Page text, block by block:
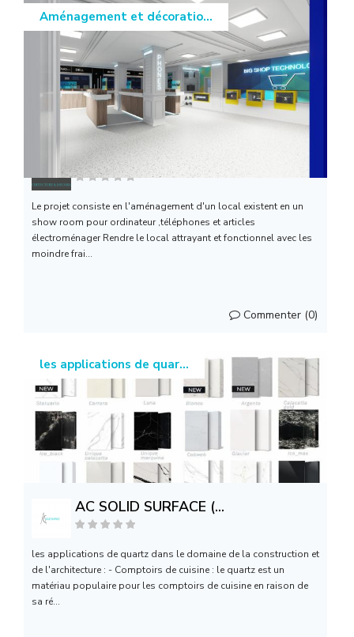
Aménagement et décoratio...
Archiland
Le projet consiste en l'aménagement d'un local existent en un
show room pour ordinateur ,téléphones et articles
électroménager Rendre le local attrayant et fonctionnel avec les
moindre frai...
Commenter (0)
les applications de quar...
AC SOLID SURFACE (...
les applications de quartz dans le domaine de la construction et
de l'architecture : - Comptoirs de cuisine : le quartz est un
matériau populaire pour les comptoirs de cuisine en raison de
sa ré...